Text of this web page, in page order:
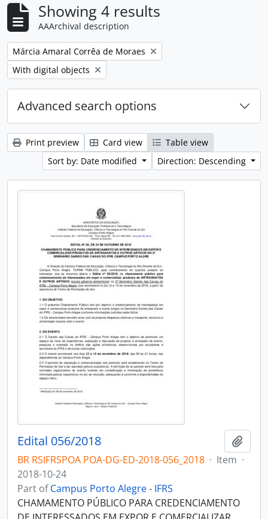
Showing 4 results
AAArchival description
Remove filter:
Márcia Amaral Corrêa de Moraes
Remove filter:
With digital objects
Advanced search options
Print preview Card view
Table view
Sort by: Date modified
Direction: Descending
Edital 056/2018
BR RSIFRSPOA POA-DG-ED-2018-056_2018 · Item ·
2018-10-24
Part ofCampus Porto Alegre - IFRS
CHAMAMENTO PÚBLICO PARA CREDENCIAMENTO